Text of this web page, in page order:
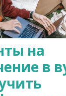
на
в